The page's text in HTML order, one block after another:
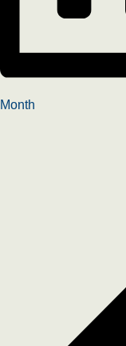
Month